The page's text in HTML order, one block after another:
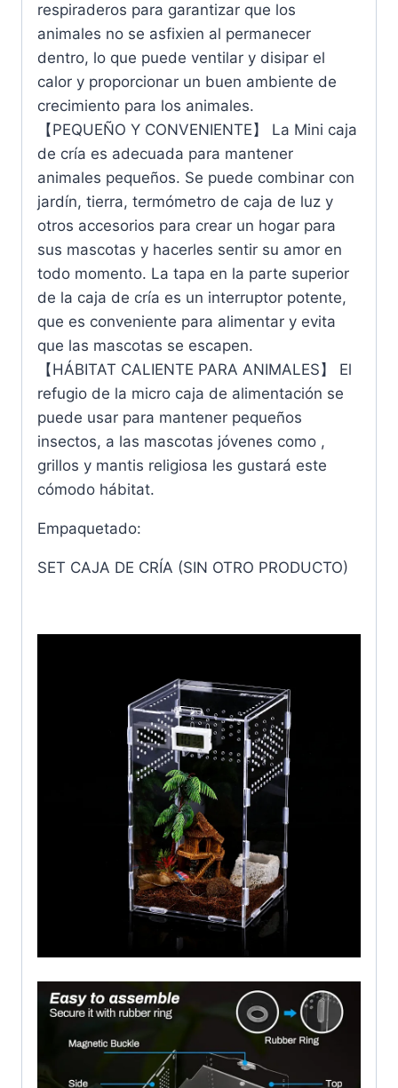
respiraderos para garantizar que los
animales no se asfixien al permanecer
dentro, lo que puede ventilar y disipar el
calor y proporcionar un buen ambiente de
crecimiento para los animales.
【PEQUEÑO Y CONVENIENTE】 La Mini caja
de cría es adecuada para mantener
animales pequeños. Se puede combinar con
jardín, tierra, termómetro de caja de luz y
otros accesorios para crear un hogar para
sus mascotas y hacerles sentir su amor en
todo momento. La tapa en la parte superior
de la caja de cría es un interruptor potente,
que es conveniente para alimentar y evita
que las mascotas se escapen.
【HÁBITAT CALIENTE PARA ANIMALES】 El
refugio de la micro caja de alimentación se
puede usar para mantener pequeños
insectos, a las mascotas jóvenes como ,
grillos y mantis religiosa les gustará este
cómodo hábitat.
Empaquetado:
SET CAJA DE CRÍA (SIN OTRO PRODUCTO)